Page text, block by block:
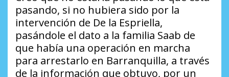
pasando, si no hubiera sido por la
intervención de De la Espriella,
pasándole el dato a la familia Saab de
que había una operación en marcha
para arrestarlo en Barranquilla, a través
de la información que obtuvo, por un